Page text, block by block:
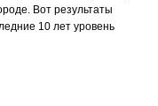
Вот результаты
10 лет уровень